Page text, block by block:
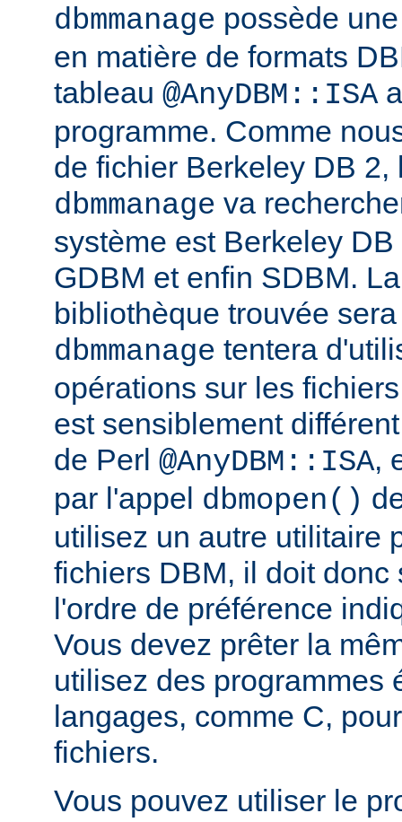
dbmmanage possède
en matière de formats
tableau @AnyDBM::ISA
programme. Comme
de fichier Berkeley DB
dbmmanage va
système est Berkeley
GDBM et enfin SDBM.
bibliothèque trouvée
dbmmanage tentera
opérations sur les
est sensiblement
de Perl @AnyDBM::ISA,
par l'appel dbmopen()
utilisez un autre utilitaire
fichiers DBM, il doit donc
l'ordre de préférence
Vous devez prêter la
utilisez des programmes
langages, comme C,
fichiers.
Vous pouvez utiliser le